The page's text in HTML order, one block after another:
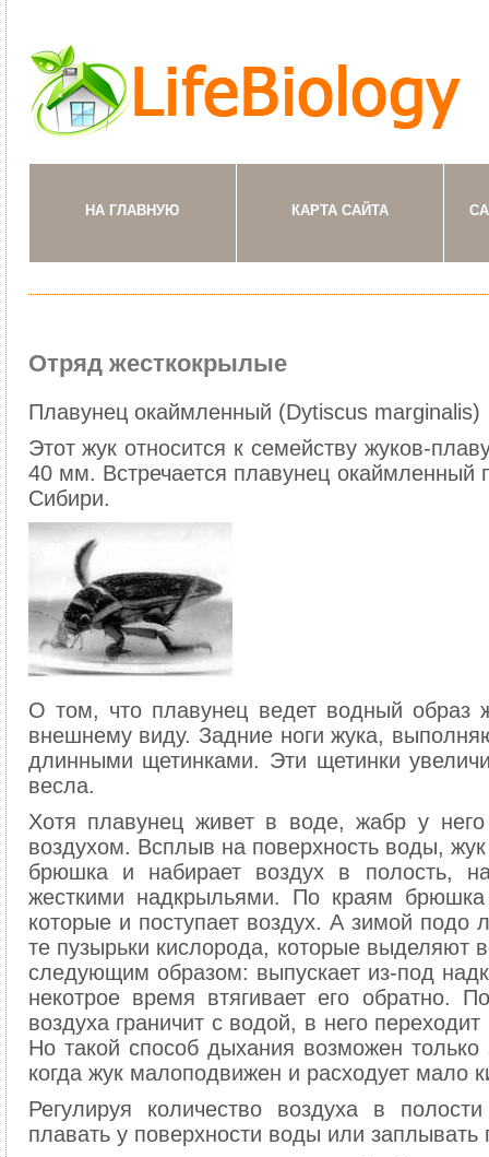
НА ГЛАВНУЮ КАРТА САЙТА
Отряд жесткокрылые
Плавунец окаймленный (Dytiscus marginalis)
Этот жук относится к семейству жуков-
40 мм. Встречается плавунец
Сибири.
О том, что плавунец ведет водный образ
внешнему виду. Задние ноги жука,
длинными щетинками. Эти щетинки
весла.
Хотя плавунец живет в воде, жабр у
воздухом. Всплыв на поверхность воды,
брюшка и набирает воздух в полость,
жесткими надкрыльями. По краям
которые и поступает воздух. А зимой подо
те пузырьки кислорода, которые выделяют
следующим образом: выпускает из-под
некотрое время втягивает его обратно.
воздуха граничит с водой, в него
Но такой способ дыхания возможен
когда жук малоподвижен и расходует мало
Регулируя количество воздуха в
плавать у поверхности воды или заплывать